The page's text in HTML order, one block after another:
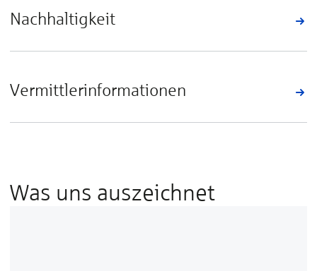
Nachhaltigkeit
Vermittlerinformationen
Was uns auszeichnet